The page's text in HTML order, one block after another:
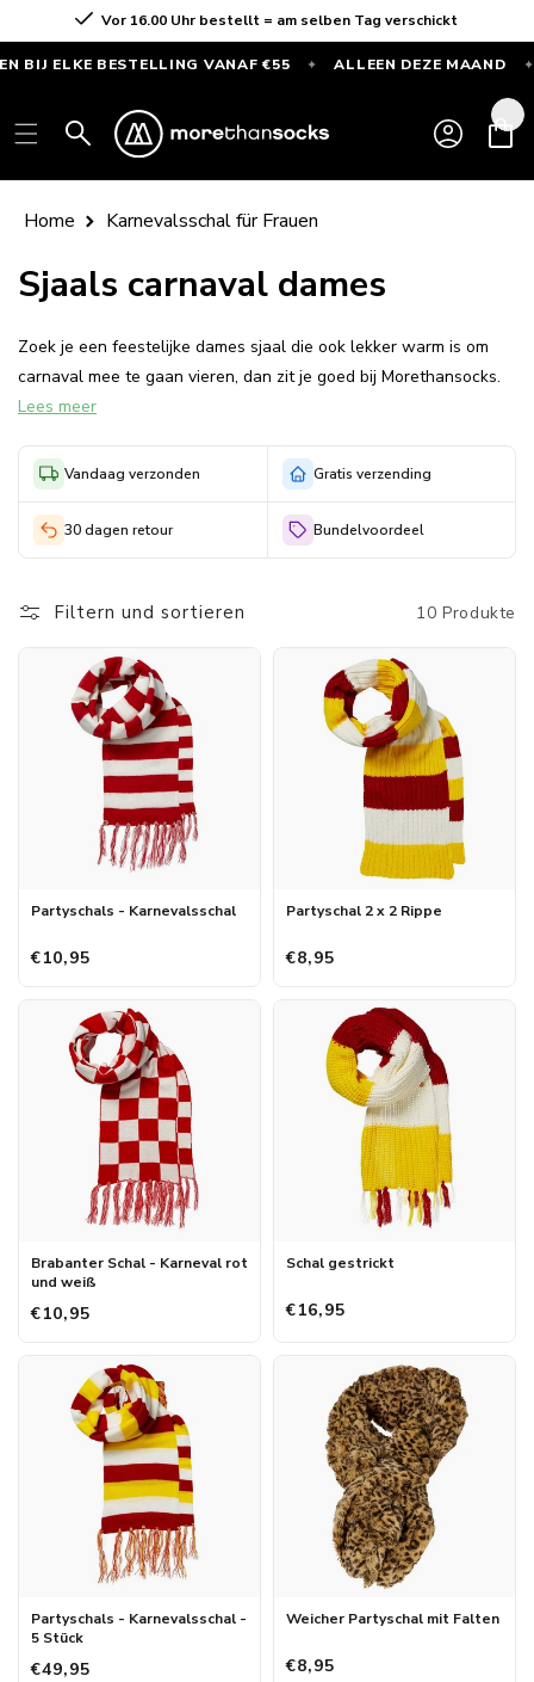
Direkt
Vor 16.00 Uhr bestellt = am selben Tag verschickt
ELKE BESTELLING VANAF €55 ✦ ALLEEN DEZE MAAND ✦
SPORTSOKKEN
bij
elke
bestelling
€55
Einloggen
Home Karnevalsschal für Frauen
Sjaals carnaval dames
Zoek je een feestelijke dames sjaal die ook lekker warm is om
carnaval mee te gaan vieren, dan zit je goed bij Morethansocks.
Morethansocks staat natuurlijk bekend om zijn been- en
accessoires vinden voor een leuk themafeest of voor carnaval.
Bij ons in de webshop hebben we bijvoorbeeld een aantal
vrolijke sjaals die je outfit compleet maken en je bovendien
zoals een warme snood in verschillende kleuren of een zachte
kopen voor je carnavalsoutfit, kijk dan snel naar het aanbod in
onze webshop.
Lees meer
Vandaag verzonden Gratis verzending
30 dagen retour Bundelvoordeel
Filtern und sortieren 10 Produkte
Partyschals - Karnevalsschal
€10,95
Partyschal 2 x 2 Rippe
€8,95
Brabanter Schal - Karneval rot
und weiß
€10,95
Schal gestrickt
€16,95
Partyschals - Karnevalsschal -
5 Stück
€49,95
Weicher Partyschal mit Falten
€8,95